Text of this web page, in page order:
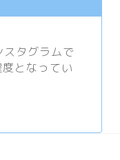
スタグラムで
となってい